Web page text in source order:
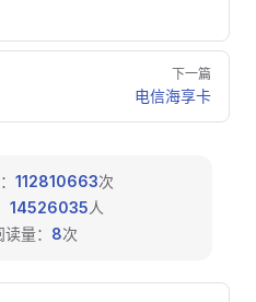
下一篇
电信海享卡
112810663次
14526035人
量： 8次